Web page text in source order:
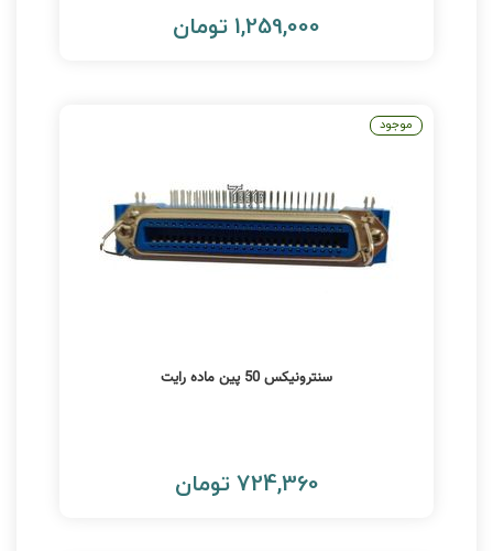
1,259,000 تومان
سنترونیکس 50 پین ماده رایت
724,360 تومان
موجود